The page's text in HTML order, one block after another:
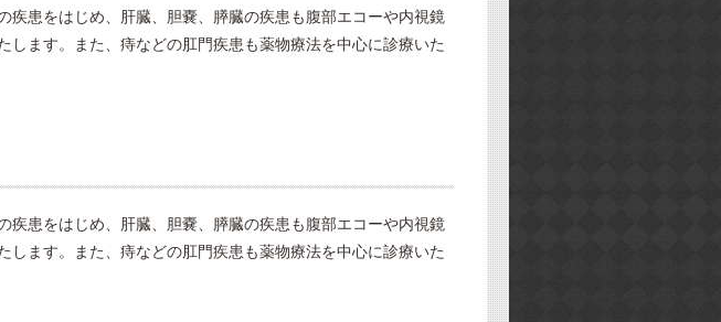
疾患をはじめ、肝臓、胆嚢、膵臓の疾患も腹部エコーや内視鏡
します。また、痔などの肛門疾患も薬物療法を中心に診療いた
疾患をはじめ、肝臓、胆嚢、膵臓の疾患も腹部エコーや内視鏡
します。また、痔などの肛門疾患も薬物療法を中心に診療いた